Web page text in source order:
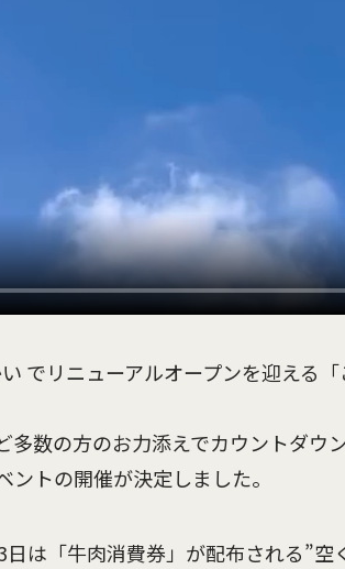
でリニューアルオープンを迎える
数の方のお力添えでカウントダウ
トの開催が決定しました。
は「牛肉消費券」が配布される”空